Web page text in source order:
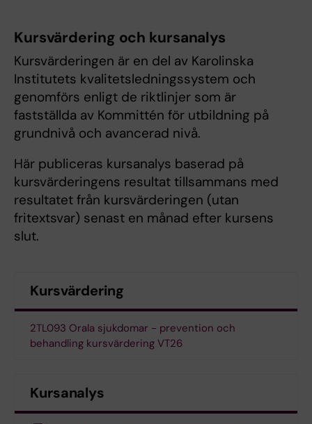
Kursvärdering och kursanalys
Kursvärderingen är en del av Karolinska
Institutets kvalitetsledningssystem och
genomförs enligt de riktlinjer som är
fastställda av Kommittén för utbildning på
grundnivå och avancerad nivå.
Här publiceras kursanalys baserad på
kursvärderingens resultat tillsammans med
resultatet från kursvärderingen (utan
fritextsvar) senast en månad efter kursens
slut.
Kursvärdering
2TL093 Orala sjukdomar - prevention och
behandling kursvärdering VT26
Kursanalys